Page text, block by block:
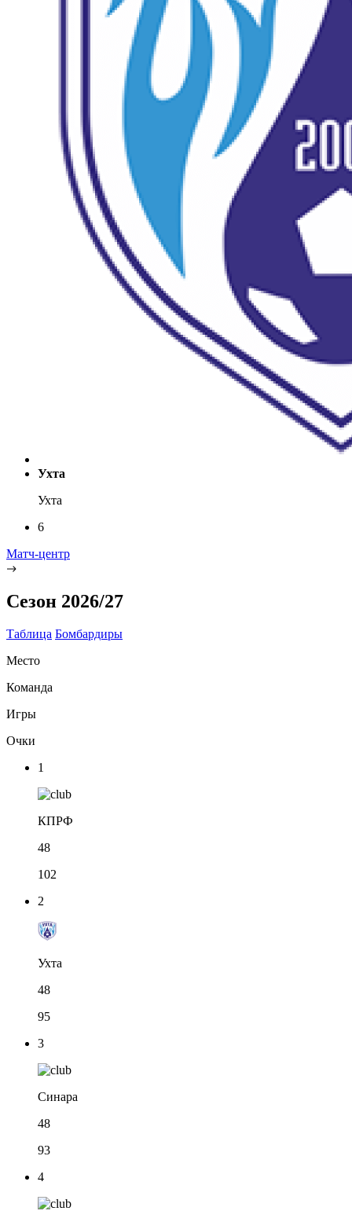
Ухта
Ухта
6
Матч-центр
Сезон 2026/27
Таблица Бомбардиры
Место
Команда
Игры
Очки
1
КПРФ
48
102
2
Ухта
48
95
3
Синара
48
93
4